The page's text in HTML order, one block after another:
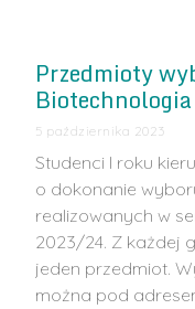
Przedmioty
5 października 2023
Studenci I roku
o dokonanie
realizowanych w
2023/24. Z każdej
jeden przedmiot.
można pod